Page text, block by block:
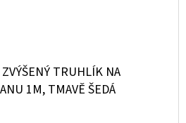
TRUHLÍK NA
1M, TMAVĚ ŠEDÁ